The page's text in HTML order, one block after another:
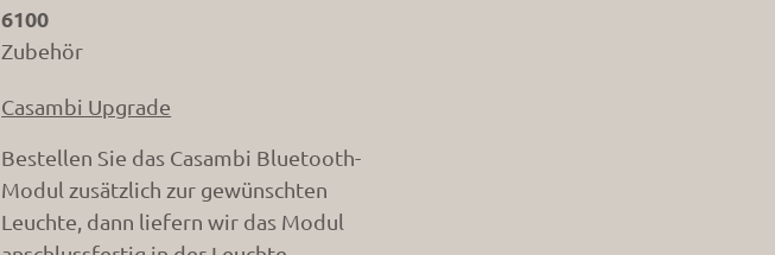
6100
Zubehör
Casambi Upgrade
Bestellen Sie das Casambi Bluetooth-
Modul zusätzlich zur gewünschten
Leuchte, dann liefern wir das Modul